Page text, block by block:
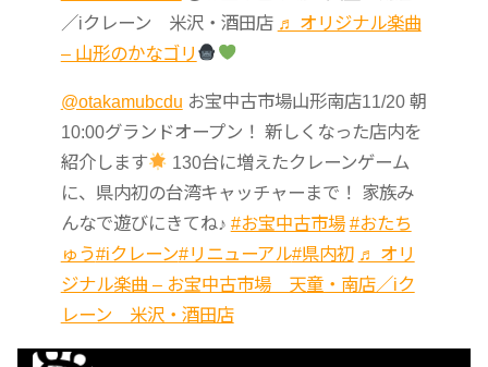
／iクレーン 米沢・酒田店 ♬ オリジナル楽曲
– 山形のかなゴリ
@otakamubcdu お宝中古市場山形南店11/20 朝
10:00グランドオープン！ 新しくなった店内を
紹介します
130台に増えたクレーンゲーム
に、県内初の台湾キャッチャーまで！ 家族み
んなで遊びにきてね♪ #お宝中古市場 #おたち
ゅう#iクレーン#リニューアル#県内初 ♬ オリ
ジナル楽曲 – お宝中古市場 天童・南店／iク
レーン 米沢・酒田店